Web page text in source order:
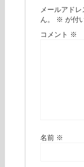
メールアド
ん。
※ が付
コメント ※
名前 ※